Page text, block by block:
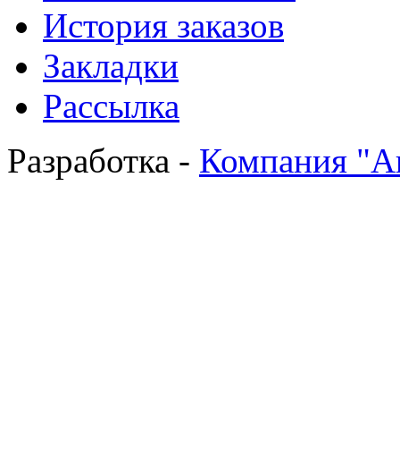
История заказов
Закладки
Рассылка
Разработка - Компания